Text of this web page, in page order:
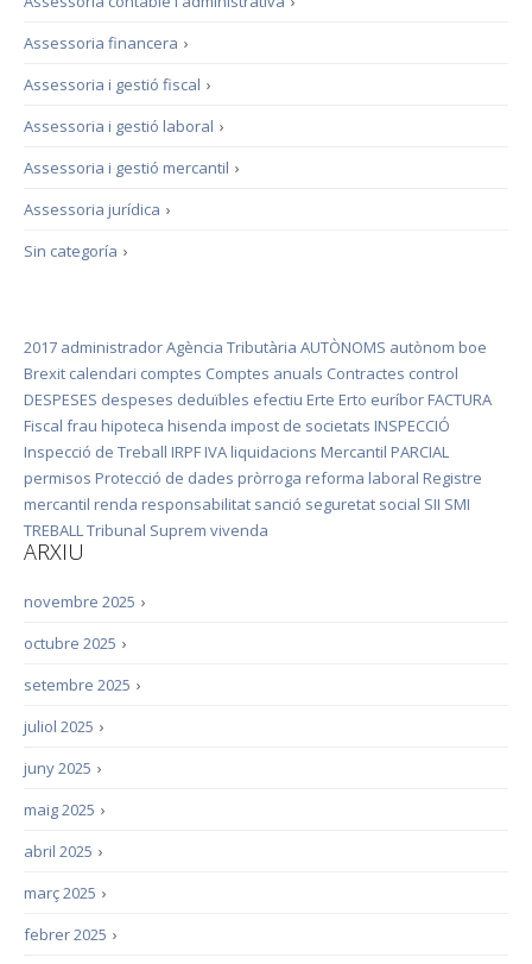
›
Assessoria financera
›
Assessoria i gestió fiscal
›
Assessoria i gestió laboral
›
Assessoria i gestió mercantil
›
Assessoria jurídica
›
Sin categoría
2017 administradorAgència Tributària AUTÒNOMS autònom boe
Brexit calendari comptes Comptes anuals Contractes control
DESPESES despeses deduïbles efectiu Erte Erto euríbor FACTURA
Fiscal frau hipoteca hisenda impost de societats INSPECCIÓ
Inspecció de Treball IRPF IVA liquidacions Mercantil PARCIAL
permisos Protecció de dades pròrroga reforma laboral Registre
mercantil renda responsabilitat sanció seguretat social SII SMI
TREBALLTribunal Suprem vivenda
ARXIU
›
novembre 2025
›
octubre 2025
›
setembre 2025
›
juliol 2025
›
juny 2025
›
maig 2025
›
abril 2025
›
març 2025
›
febrer 2025